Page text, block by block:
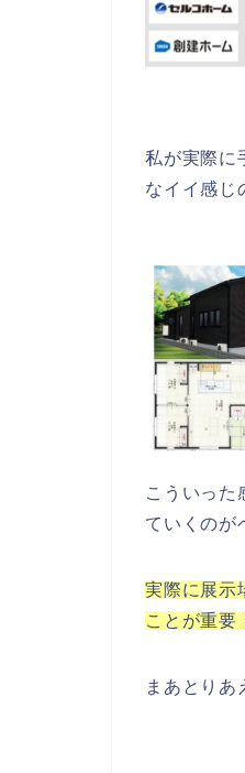
私が実際に
なイイ感じ
こういった
ていくのが
実際に展示
ことが重要
まあとりあ